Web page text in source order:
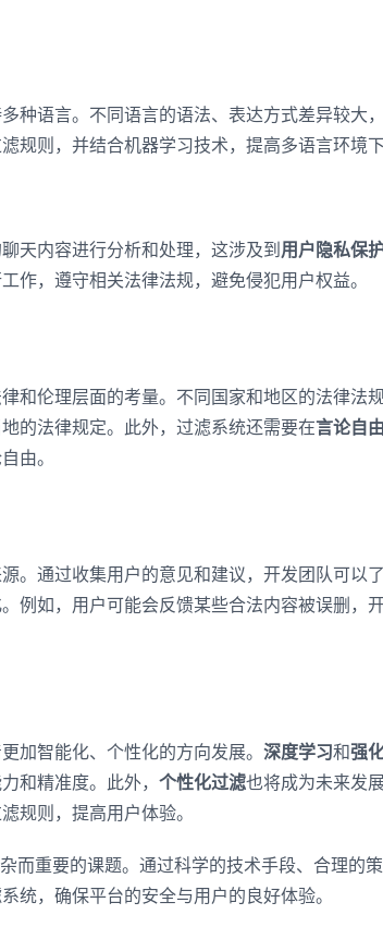
种语言。不同语言的语法、表达方式差异较大
规则，并结合机器学习技术，提高多语言环境下
天内容进行分析和处理，这涉及到 用户隐私保
作，遵守相关法律法规，避免侵犯用户权益。
和伦理层面的考量。不同国家和地区的法律法
的法律规定。此外，过滤系统还需要在言论自由
由。
。通过收集用户的意见和建议，开发团队可以
例如，用户可能会反馈某些合法内容被误删，
加智能化、个性化的方向发展。 深度学习和强
和精准度。此外， 个性化过滤也将成为未来发
规则，提高用户体验。
而重要的课题。通过科学的技术手段、合理的
统，确保平台的安全与用户的良好体验。
我已阅读并同意 通讯云服务条款和通